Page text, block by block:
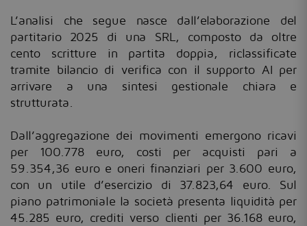
L’analisi che segue nasce dall’elaborazione del
partitario 2025 di una SRL, composto da oltre
cento scritture in partita doppia, riclassificate
tramite bilancio di verifica con il supporto AI per
arrivare a una sintesi gestionale chiara e
strutturata.
Dall’aggregazione dei movimenti emergono ricavi
per 100.778 euro, costi per acquisti pari a
59.354,36 euro e oneri finanziari per 3.600 euro,
con un utile d’esercizio di 37.823,64 euro. Sul
piano patrimoniale la società presenta liquidità per
45.285 euro, crediti verso clienti per 36.168 euro,